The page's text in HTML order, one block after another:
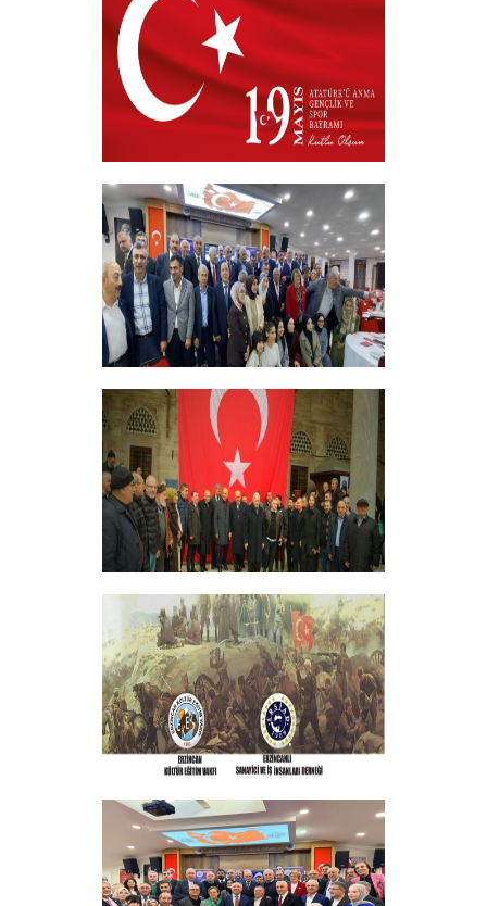
+
19 MAYIS 2026
+
ERZİNCANLILAR EKEV’İN
GELENEKSEL İFTAR YEMEĞİNDE
BULUŞTU
+
GELENEKSEL ŞEHİTLERİMİZİ ANMA
PROGRAMI DÜZENLEDİK
+
ERZINCAN VE TÜM SEHITLERI ANMA
PROGRAMI
+